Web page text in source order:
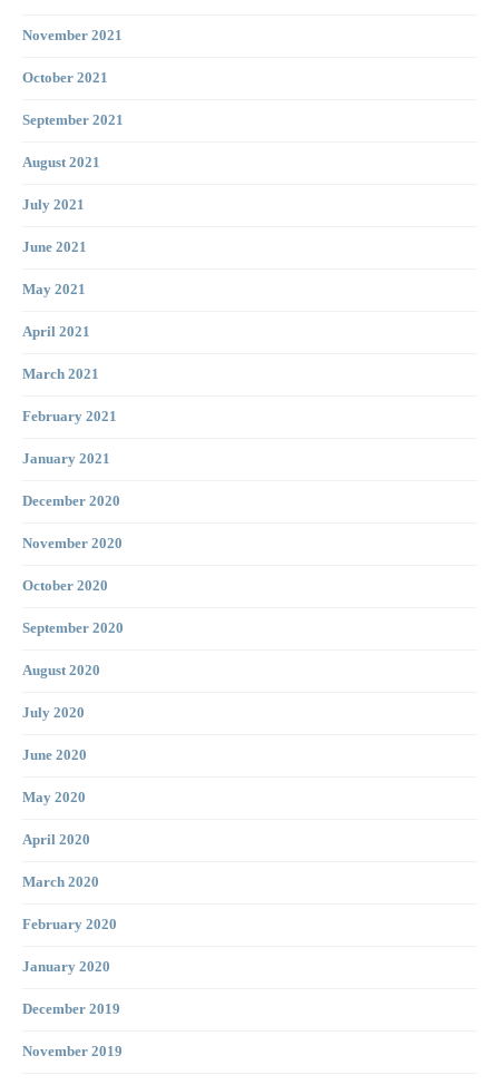
November 2021
October 2021
September 2021
August 2021
July 2021
June 2021
May 2021
April 2021
March 2021
February 2021
January 2021
December 2020
November 2020
October 2020
September 2020
August 2020
July 2020
June 2020
May 2020
April 2020
March 2020
February 2020
January 2020
December 2019
November 2019